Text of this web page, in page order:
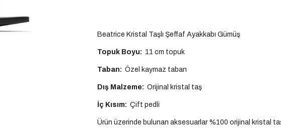
Beatrice Kristal Taşlı Şeffaf Ayakkabı Gümüş
Topuk Boyu: 11 cm topuk
Taban: Özel kaymaz taban
Dış Malzeme: Orijinal kristal taş
İç Kısım: Çift pedli
Ürün üzerinde bulunan aksesuarlar %100 orijinal kristal